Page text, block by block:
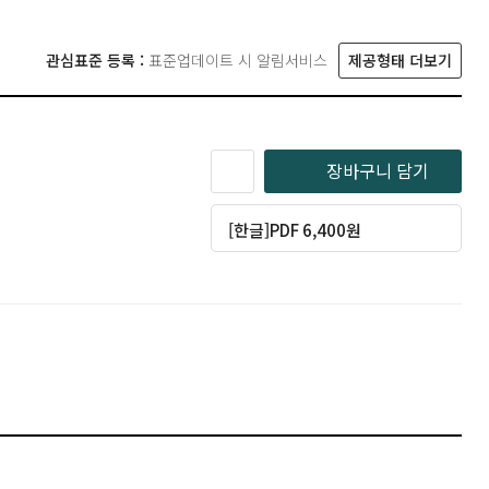
관심표준 등록 : 표준업데이트 시 알림서비스 제공형태 더보기
장바구니 담기
[한글]PDF 6,400원